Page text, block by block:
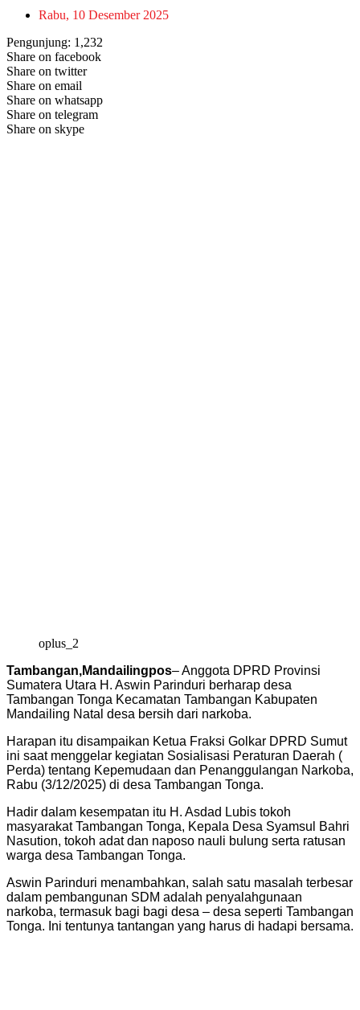
Rabu, 10 Desember 2025
Pengunjung: 1,232
Share on facebook
Share on twitter
Share on email
Share on whatsapp
Share on telegram
Share on skype
oplus_2
Tambangan,Mandailingpos– Anggota DPRD Provinsi
Sumatera Utara H. Aswin Parinduri berharap desa
Tambangan Tonga Kecamatan Tambangan Kabupaten
Mandailing Natal desa bersih dari narkoba.
Harapan itu disampaikan Ketua Fraksi Golkar DPRD Sumut
ini saat menggelar kegiatan Sosialisasi Peraturan Daerah (
Perda) tentang Kepemudaan dan Penanggulangan Narkoba,
Rabu (3/12/2025) di desa Tambangan Tonga.
Hadir dalam kesempatan itu H. Asdad Lubis tokoh
masyarakat Tambangan Tonga, Kepala Desa Syamsul Bahri
Nasution, tokoh adat dan naposo nauli bulung serta ratusan
warga desa Tambangan Tonga.
Aswin Parinduri menambahkan, salah satu masalah terbesar
dalam pembangunan SDM adalah penyalahgunaan
narkoba, termasuk bagi bagi desa – desa seperti Tambangan
Tonga. Ini tentunya tantangan yang harus di hadapi bersama.